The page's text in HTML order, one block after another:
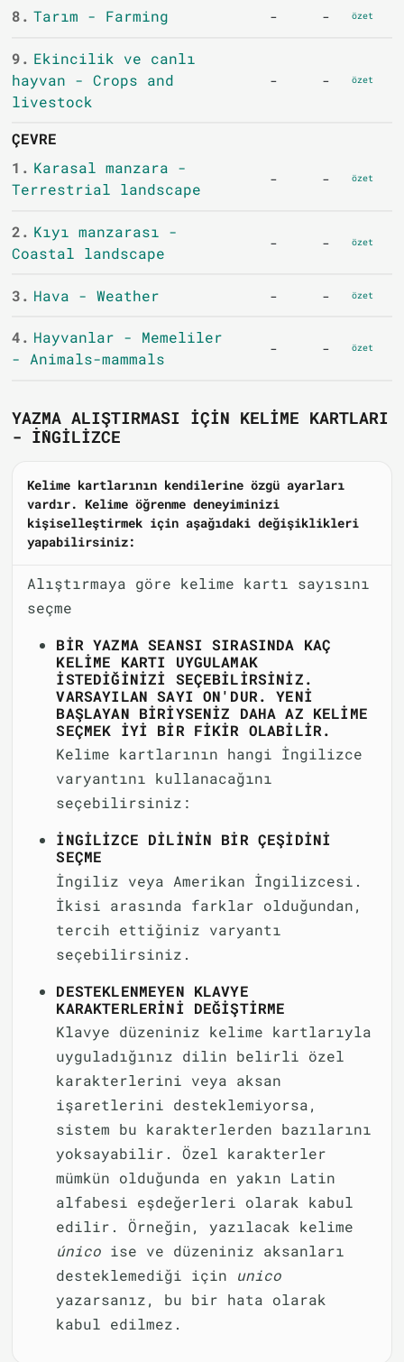
8. Tarım - Farming - - özet
9. Ekincilik ve canlı
hayvan - Crops and
livestock
- - özet
ÇEVRE
1. Karasal manzara -
Terrestrial landscape
- - özet
2. Kıyı manzarası -
Coastal landscape
- - özet
3. Hava - Weather - - özet
4. Hayvanlar - Memeliler
- Animals-mammals
- - özet
YAZMA ALIŞTIRMASI IÇIN KELIME KARTLARI
- İNGILIZCE
Kelime kartlarının kendilerine özgü ayarları
vardır. Kelime öğrenme deneyiminizi
kişiselleştirmek için aşağıdaki değişiklikleri
yapabilirsiniz:
Alıştırmaya göre kelime kartı sayısını
seçme
BIR YAZMA SEANSI SIRASINDA KAÇ
KELIME KARTI UYGULAMAK
ISTEDIĞINIZI SEÇEBILIRSINIZ.
VARSAYILAN SAYI ON'DUR. YENI
BAŞLAYAN BIRIYSENIZ DAHA AZ KELIME
SEÇMEK IYI BIR FIKIR OLABILIR.
Kelime kartlarının hangi İngilizce
varyantını kullanacağını
seçebilirsiniz:
İNGILIZCE DILININ BIR ÇEŞIDINI
SEÇME
İngiliz veya Amerikan İngilizcesi.
İkisi arasında farklar olduğundan,
tercih ettiğiniz varyantı
seçebilirsiniz.
DESTEKLENMEYEN KLAVYE
KARAKTERLERINI DEĞIŞTIRME
Klavye düzeniniz kelime kartlarıyla
uyguladığınız dilin belirli özel
karakterlerini veya aksan
işaretlerini desteklemiyorsa,
sistem bu karakterlerden bazılarını
yoksayabilir. Özel karakterler
mümkün olduğunda en yakın Latin
alfabesi eşdeğerleri olarak kabul
edilir. Örneğin, yazılacak kelime
único ise ve düzeniniz aksanları
desteklemediği için unico
yazarsanız, bu bir hata olarak
kabul edilmez.